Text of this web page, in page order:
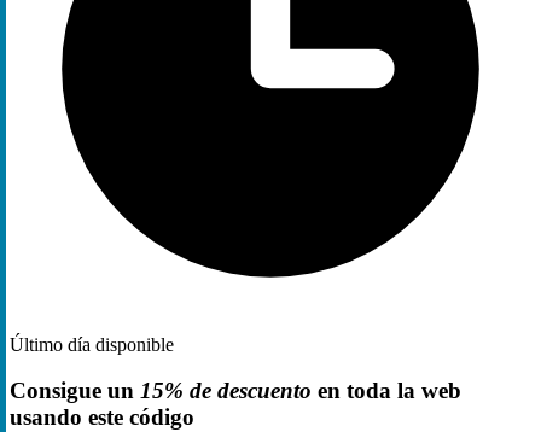
Último día disponible
Consigue un 15% de descuento en toda la web
usando este código